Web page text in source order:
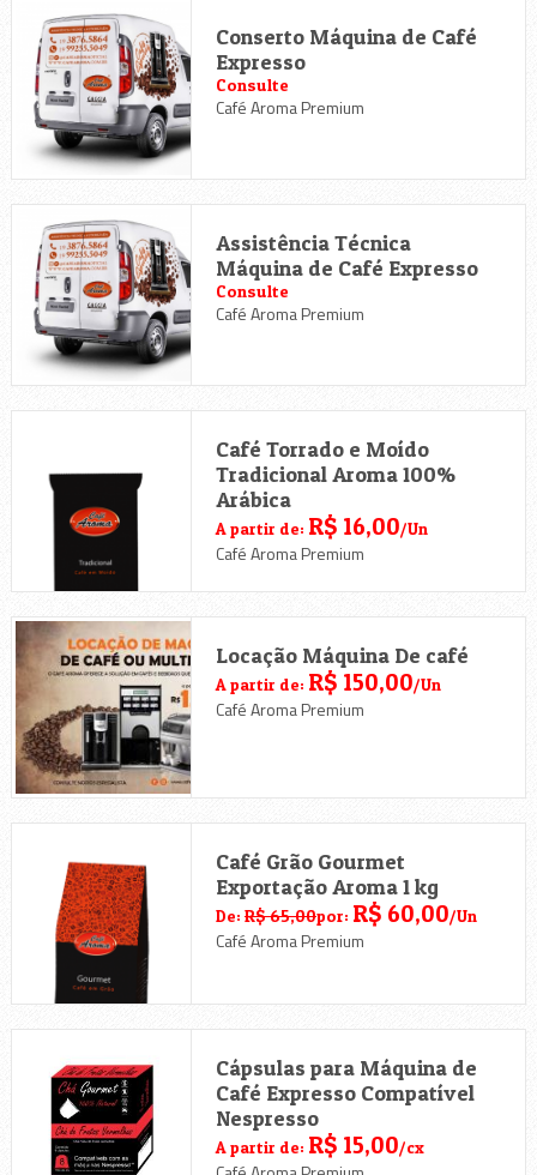
Conserto Máquina de Café
Expresso
Consulte
Café Aroma Premium
Assistência Técnica
Máquina de Café Expresso
Consulte
Café Aroma Premium
Café Torrado e Moído
Tradicional Aroma 100%
Arábica
A partir de: R$ 16,00/Un
Café Aroma Premium
Locação Máquina De café
A partir de: R$ 150,00/Un
Café Aroma Premium
Café Grão Gourmet
Exportação Aroma 1 kg
De: R$ 65,00por: R$ 60,00/Un
Café Aroma Premium
Cápsulas para Máquina de
Café Expresso Compatível
Nespresso
A partir de: R$ 15,00/cx